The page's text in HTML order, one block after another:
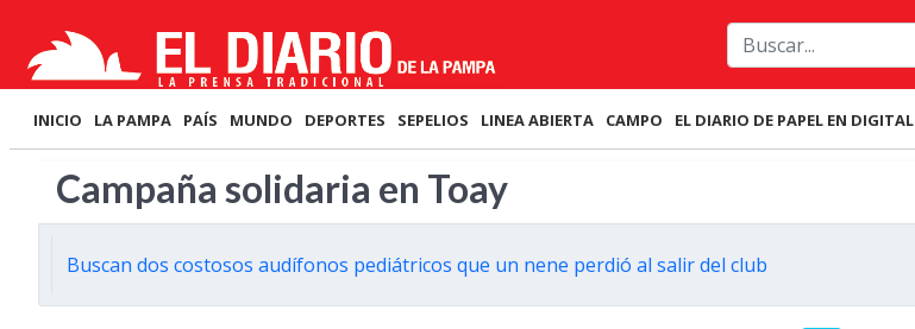
INICIO LA PAMPA PAÍS MUNDO DEPORTES SEPELIOS LINEA ABIERTA CAMPO EL DIARIO DE PAPEL EN DIGITAL
Campaña solidaria en Toay
Buscan dos costosos audífonos pediátricos que un nene perdió al salir del club